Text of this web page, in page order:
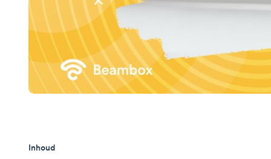
Inhoud